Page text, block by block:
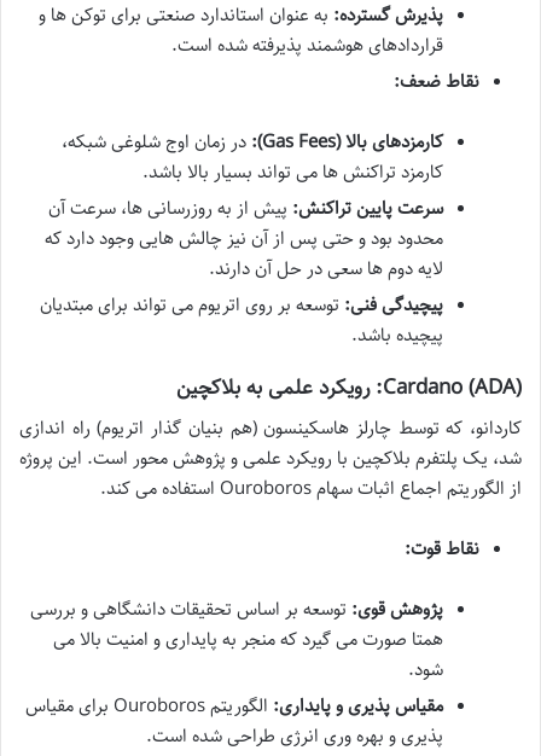
پذیرش گسترده: به عنوان استاندارد صنعتی برای توکن ها و
قراردادهای هوشمند پذیرفته شده است.
نقاط ضعف:
کارمزدهای بالا (Gas Fees):
در زمان اوج شلوغی شبکه،
کارمزد تراکنش ها می تواند بسیار بالا باشد.
سرعت پایین تراکنش: پیش از به روزرسانی ها، سرعت آن
محدود بود و حتی پس از آن نیز چالش هایی وجود دارد که
لایه دوم ها سعی در حل آن دارند.
پیچیدگی فنی: توسعه بر روی اتریوم می تواند برای مبتدیان
پیچیده باشد.
Cardano (ADA): رویکرد علمی به بلاکچین
کاردانو، که توسط چارلز هاسکینسون (هم بنیان گذار اتریوم) راه اندازی
شد، یک پلتفرم بلاکچین با رویکرد علمی و پژوهش محور است. این پروژه
از الگوریتم اجماع اثبات سهام Ouroboros استفاده می کند.
نقاط قوت:
پژوهش قوی: توسعه بر اساس تحقیقات دانشگاهی و بررسی
همتا صورت می گیرد که منجر به پایداری و امنیت بالا می
شود.
مقیاس پذیری و پایداری:
الگوریتم Ouroboros برای مقیاس
پذیری و بهره وری انرژی طراحی شده است.